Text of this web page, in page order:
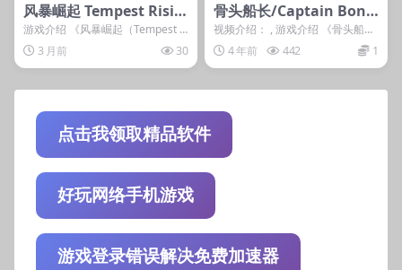
风暴崛起 Tempest Risin
g
游戏介绍 《风暴崛起（Tempest Ri
sing）》是一款融合经典RTS精髓
与...3 月前 30
骨头船长/Captain Bone
s
视频介绍： , 游戏介绍 《骨头船
长》是一款动作冒险游戏，设置在
开放的海盗世界中...
4 年前 442 1
点击我领取精品软件
好玩网络手机游戏
游戏登录错误解决免费加速器